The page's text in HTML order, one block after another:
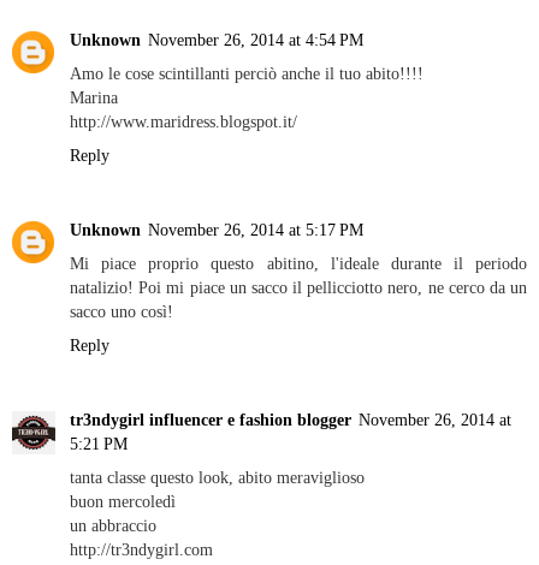
Unknown November 26, 2014 at 4:54 PM
Amo le cose scintillanti perciò anche il tuo abito!!!!
Marina
http://www.maridress.blogspot.it/
Reply
Unknown November 26, 2014 at 5:17 PM
Mi piace proprio questo abitino, l'ideale durante il periodo
natalizio! Poi mi piace un sacco il pellicciotto nero, ne cerco da un
sacco uno così!
Reply
tr3ndygirl influencer e fashion blogger November 26, 2014 at
5:21 PM
tanta classe questo look, abito meraviglioso
buon mercoledì
un abbraccio
http://tr3ndygirl.com